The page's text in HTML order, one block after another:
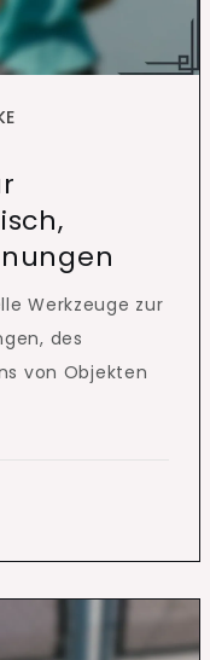
Werkzeuge zur
des
von Objekten